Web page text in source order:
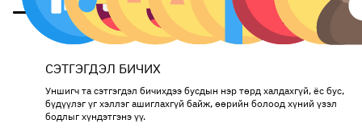
СЭТГЭГДЭЛ БИЧИХ
Уншигч та сэтгэгдэл бичихдээ бусдын нэр төрд халдахгүй, ёс бус,
бүдүүлэг үг хэллэг ашиглахгүй байж, өөрийн болоод хүний үзэл
бодлыг хүндэтгэнэ үү.